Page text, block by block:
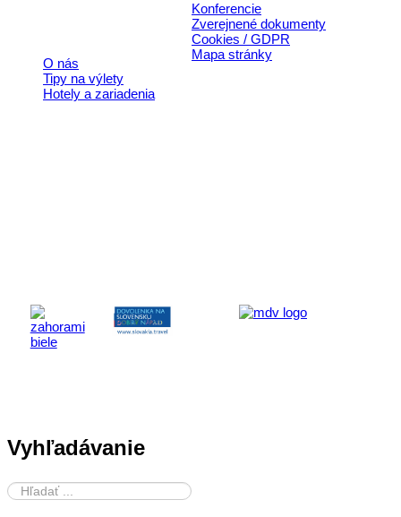
O nás
Tipy na výlety
Hotely a zariadenia
Konferencie
Zverejnené dokumenty
Cookies / GDPR
Mapa stránky
Vyhľadávanie